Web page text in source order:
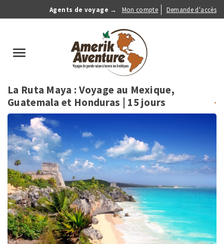
Agents de voyage →
Anonymous
Menu
Mon compte Demande d'accès
Toggle
La Ruta Maya : Voyage au Mexique,
Guatemala et Honduras | 15 jours